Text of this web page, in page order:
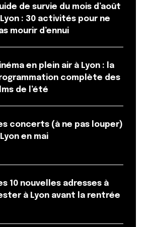
de ta part, merci pour le
visité cet endroit! C’est hyper
ne sera pas publiée. Les
sont indiqués avec
de survie du mois d’août
: 30 activités pour ne
mourir d’ennui
en plein air à Lyon : la
complète des
de l’été
concerts (à ne pas louper)
en mai
10 nouvelles adresses à
à Lyon avant la rentrée